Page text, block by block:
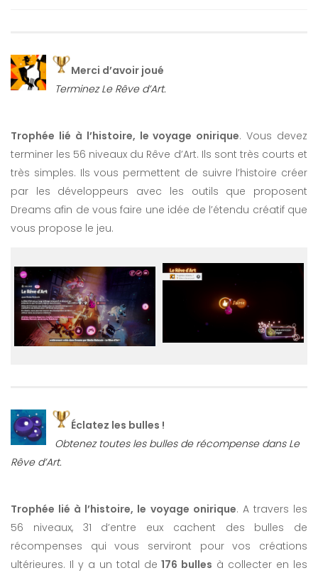
Merci d’avoir joué
Terminez Le Rêve d’Art.
Trophée lié à l’histoire, le voyage onirique. Vous devez
terminer les 56 niveaux du Rêve d’Art. Ils sont très courts et
très simples. Ils vous permettent de suivre l’histoire créer
par les développeurs avec les outils que proposent
Dreams afin de vous faire une idée de l’étendu créatif que
vous propose le jeu.
Éclatez les bulles !
Obtenez toutes les bulles de récompense dans Le
Rêve d’Art.
Trophée lié à l’histoire, le voyage onirique. A travers les
56 niveaux, 31 d’entre eux cachent des bulles de
récompenses qui vous serviront pour vos créations
ultérieures. Il y a un total de176 bulles à collecter en les